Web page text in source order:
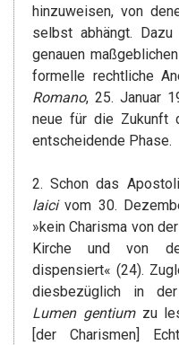
hinzuweisen, von
selbst abhängt.
genauen
formelle rechtliche
Romano, 25. Januar
neue für die Zukunft
entscheidende Phase.
2. Schon das
laicivom 30.
»kein Charisma von
Kirche und von
dispensiert« (24).
diesbezüglich in
Lumen gentiumzu
[der Charismen]